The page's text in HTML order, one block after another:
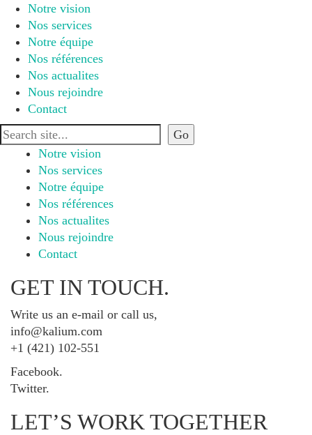
Notre vision
Nos services
Notre équipe
Nos références
Nos actualites
Nous rejoindre
Contact
Notre vision
Nos services
Notre équipe
Nos références
Nos actualites
Nous rejoindre
Contact
GET IN TOUCH.
Write us an e-mail or call us,
info@kalium.com
+1 (421) 102-551
Facebook.
Twitter.
LET’S WORK TOGETHER